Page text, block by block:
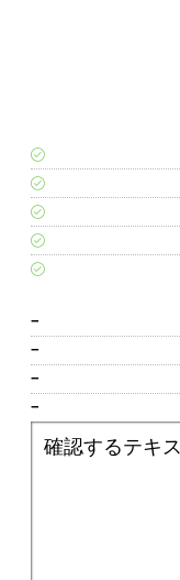
−
−
−
−
確認するテキ